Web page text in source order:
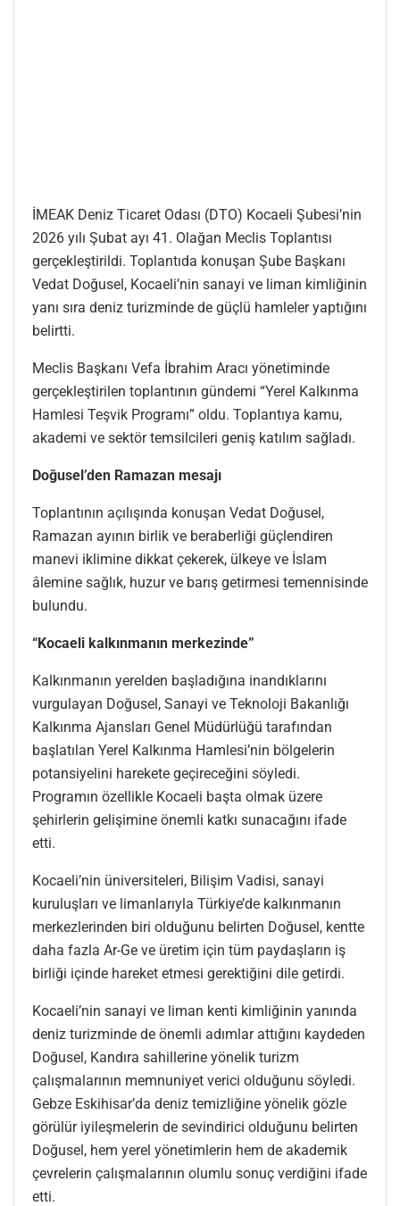
İMEAK Deniz Ticaret Odası (DTO) Kocaeli Şubesi’nin
2026 yılı Şubat ayı 41. Olağan Meclis Toplantısı
gerçekleştirildi. Toplantıda konuşan Şube Başkanı
Vedat Doğusel, Kocaeli’nin sanayi ve liman kimliğinin
yanı sıra deniz turizminde de güçlü hamleler yaptığını
belirtti.
Meclis Başkanı Vefa İbrahim Aracı yönetiminde
gerçekleştirilen toplantının gündemi “Yerel Kalkınma
Hamlesi Teşvik Programı” oldu. Toplantıya kamu,
akademi ve sektör temsilcileri geniş katılım sağladı.
Doğusel’den Ramazan mesajı
Toplantının açılışında konuşan Vedat Doğusel,
Ramazan ayının birlik ve beraberliği güçlendiren
manevi iklimine dikkat çekerek, ülkeye ve İslam
âlemine sağlık, huzur ve barış getirmesi temennisinde
bulundu.
“Kocaeli kalkınmanın merkezinde”
Kalkınmanın yerelden başladığına inandıklarını
vurgulayan Doğusel, Sanayi ve Teknoloji Bakanlığı
Kalkınma Ajansları Genel Müdürlüğü tarafından
başlatılan Yerel Kalkınma Hamlesi’nin bölgelerin
potansiyelini harekete geçireceğini söyledi.
Programın özellikle Kocaeli başta olmak üzere
şehirlerin gelişimine önemli katkı sunacağını ifade
etti.
Kocaeli’nin üniversiteleri, Bilişim Vadisi, sanayi
kuruluşları ve limanlarıyla Türkiye’de kalkınmanın
merkezlerinden biri olduğunu belirten Doğusel, kentte
daha fazla Ar-Ge ve üretim için tüm paydaşların iş
birliği içinde hareket etmesi gerektiğini dile getirdi.
Kocaeli’nin sanayi ve liman kenti kimliğinin yanında
deniz turizminde de önemli adımlar attığını kaydeden
Doğusel, Kandıra sahillerine yönelik turizm
çalışmalarının memnuniyet verici olduğunu söyledi.
Gebze Eskihisar’da deniz temizliğine yönelik gözle
görülür iyileşmelerin de sevindirici olduğunu belirten
Doğusel, hem yerel yönetimlerin hem de akademik
çevrelerin çalışmalarının olumlu sonuç verdiğini ifade
etti.